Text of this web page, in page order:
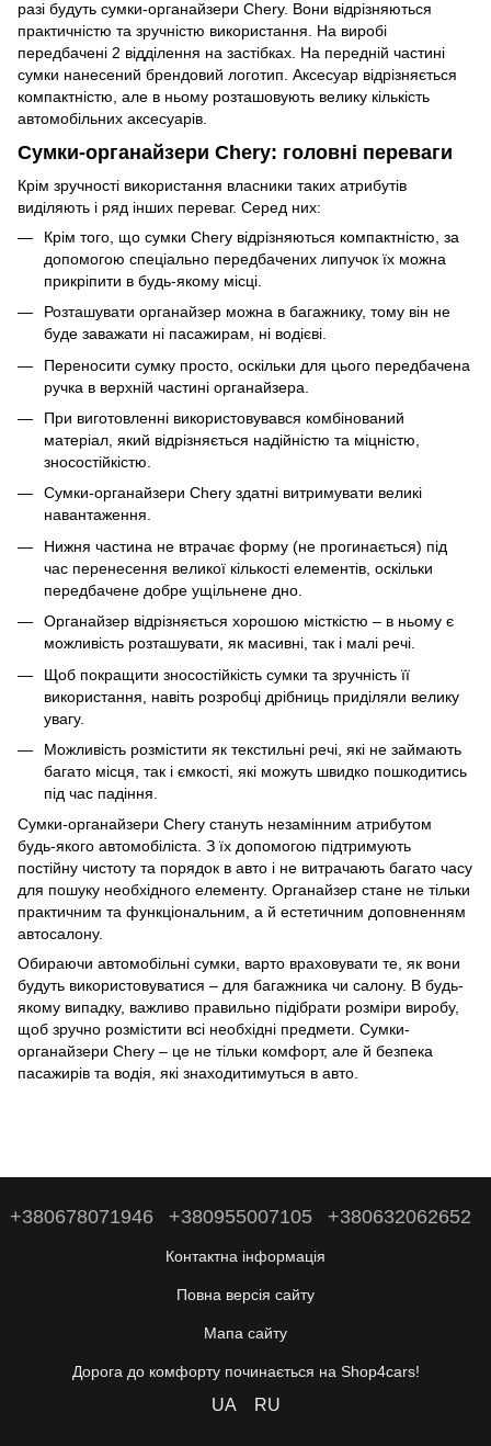
разі будуть сумки-органайзери Chery. Вони відрізняються
практичністю та зручністю використання. На виробі
передбачені 2 відділення на застібках. На передній частині
сумки нанесений брендовий логотип. Аксесуар відрізняється
компактністю, але в ньому розташовують велику кількість
автомобільних аксесуарів.
Сумки-органайзери Chery: головні переваги
Крім зручності використання власники таких атрибутів
виділяють і ряд інших переваг. Серед них:
Крім того, що сумки Chery відрізняються компактністю, за
допомогою спеціально передбачених липучок їх можна
прикріпити в будь-якому місці.
Розташувати органайзер можна в багажнику, тому він не
буде заважати ні пасажирам, ні водієві.
Переносити сумку просто, оскільки для цього передбачена
ручка в верхній частині органайзера.
При виготовленні використовувався комбінований
матеріал, який відрізняється надійністю та міцністю,
зносостійкістю.
Сумки-органайзери Chery здатні витримувати великі
навантаження.
Нижня частина не втрачає форму (не прогинається) під
час перенесення великої кількості елементів, оскільки
передбачене добре ущільнене дно.
Органайзер відрізняється хорошою місткістю – в ньому є
можливість розташувати, як масивні, так і малі речі.
Щоб покращити зносостійкість сумки та зручність її
використання, навіть розробці дрібниць приділяли велику
увагу.
Можливість розмістити як текстильні речі, які не займають
багато місця, так і ємкості, які можуть швидко пошкодитись
під час падіння.
Сумки-органайзери Chery стануть незамінним атрибутом
будь-якого автомобіліста. З їх допомогою підтримують
постійну чистоту та порядок в авто і не витрачають багато часу
для пошуку необхідного елементу. Органайзер стане не тільки
практичним та функціональним, а й естетичним доповненням
автосалону.
Обираючи автомобільні сумки, варто враховувати те, як вони
будуть використовуватися – для багажника чи салону. В будь-
якому випадку, важливо правильно підібрати розміри виробу,
щоб зручно розмістити всі необхідні предмети. Сумки-
органайзери Chery – це не тільки комфорт, але й безпека
пасажирів та водія, які знаходитимуться в авто.
+380678071946 +380955007105 +380632062652
Контактна інформація
Повна версія сайту
Мапа сайту
Дорога до комфорту починається на Shop4cars!
UA RU